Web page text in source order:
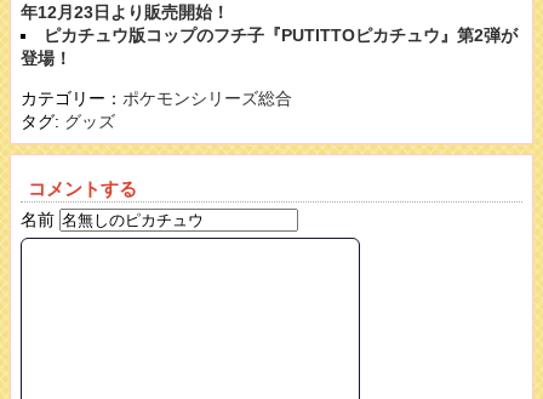
年12月23日より販売開始！
ピカチュウ版コップのフチ子『PUTITTOピカチュウ』第2弾が
登場！
カテゴリー： ポケモンシリーズ総合
タグ: グッズ
コメントする
名前